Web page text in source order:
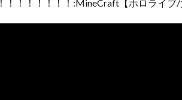
！！！！！！！:MineCraft【ホロライブ/